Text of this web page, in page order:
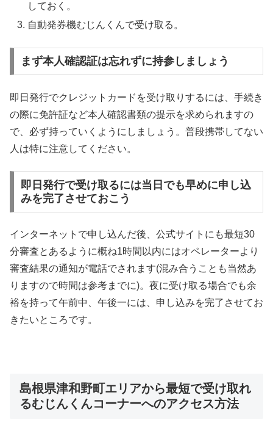
しておく。
自動発券機むじんくんで受け取る。
まず本人確認証は忘れずに持参しましょう
即日発行でクレジットカードを受け取りするには、手続き
の際に免許証など本人確認書類の提示を求められますの
で、必ず持っていくようにしましょう。普段携帯してない
人は特に注意してください。
即日発行で受け取るには当日でも早めに申し込
みを完了させておこう
インターネットで申し込んだ後、公式サイトにも最短30
分審査とあるように概ね1時間以内にはオペレーターより
審査結果の通知が電話でされます(混み合うことも当然あ
りますので時間は参考までに)。夜に受け取る場合でも余
裕を持って午前中、午後一には、申し込みを完了させてお
きたいところです。
島根県津和野町エリアから最短で受け取れ
るむじんくんコーナーへのアクセス方法